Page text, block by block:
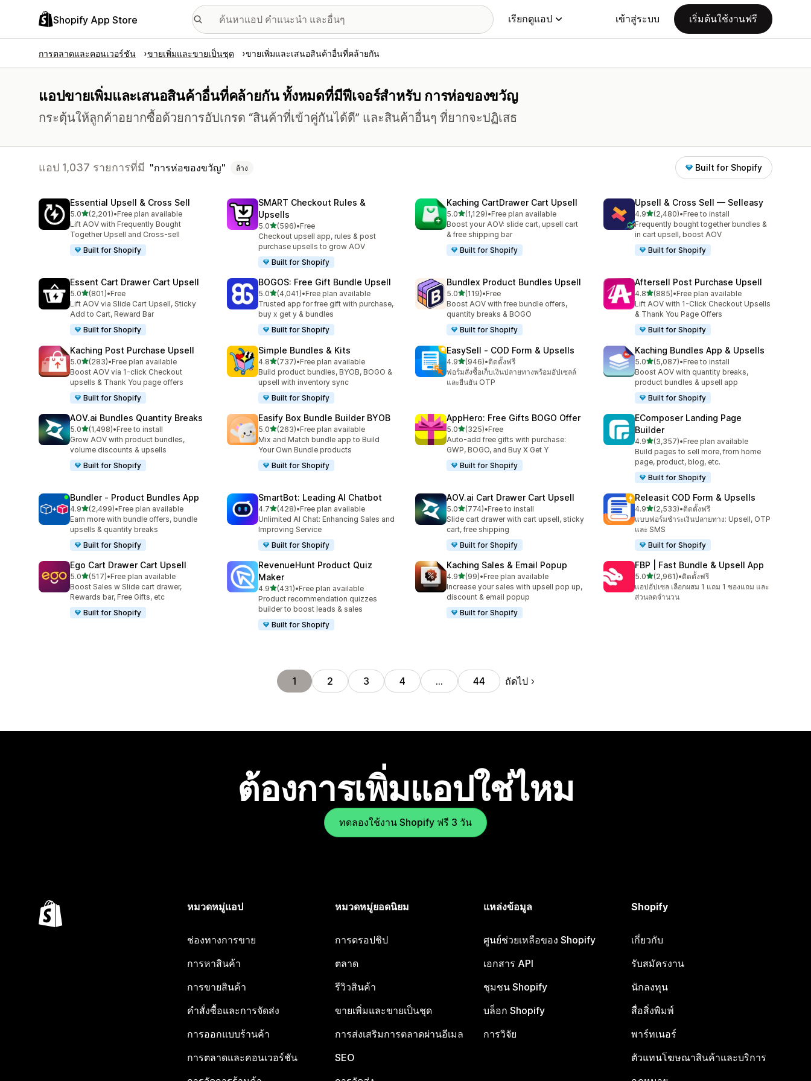
Shopify App Store เรียกดูแอป เข้าสู่ระบบ เริ่มต้นใช้งานฟรี
การตลาดและคอนเวอร์ชัน ขายเพิ่มและขายเป็นชุด ขายเพิ่มและเสนอสินค้าอื่นที่คล้ายกัน
แอปขายเพิ่มและเสนอสินค้าอื่นที่คล้ายกัน ทั้งหมดที่มีฟีเจอร์สำหรับ การห่อของขวัญ
กระตุ้นให้ลูกค้าอยากซื้อด้วยการอัปเกรด “สินค้าที่เข้าคู่กันได้ดี” และสินค้าอื่นๆ ที่ยากจะปฏิเสธ
แอป 1,037 รายการที่มี การห่อของขวัญ ล้าง Built for Shopify
Essential Upsell & Cross Sell
5.0เต็ม 5 ดาว
(2,201)
ทั้งหมด 2201 รีวิว
•Free plan available
Lift AOV with Frequently Bought
Together Upsell and Cross-sell
Built for Shopify
SMART Checkout Rules &
Upsells
5.0เต็ม 5 ดาว
(596)
ทั้งหมด 596 รีวิว
•Free
Checkout upsell app, rules & post
purchase upsells to grow AOV
Built for Shopify
Kaching CartDrawer Cart Upsell
5.0เต็ม 5 ดาว
(1,129)
ทั้งหมด 1129 รีวิว
•Free plan available
Boost your AOV: slide cart, upsell cart
& free shipping bar
Built for Shopify
Upsell & Cross Sell — Selleasy
4.9เต็ม 5 ดาว
(2,480)
ทั้งหมด 2480 รีวิว
•Free to install
Frequently bought together bundles &
in cart upsell, boost AOV
Built for Shopify
Essent Cart Drawer Cart Upsell
5.0เต็ม 5 ดาว
(801)
ทั้งหมด 801 รีวิว
•Free
Lift AOV via Slide Cart Upsell, Sticky
Add to Cart, Reward Bar
Built for Shopify
BOGOS: Free Gift Bundle Upsell
5.0เต็ม 5 ดาว
(4,041)
ทั้งหมด 4041 รีวิว
•Free plan available
Trusted app for free gift with purchase,
buy x get y & bundles
Built for Shopify
Bundlex Product Bundles Upsell
5.0เต็ม 5 ดาว
(119)
ทั้งหมด 119 รีวิว
•Free
Boost AOV with free bundle offers,
quantity breaks & BOGO
Built for Shopify
Aftersell Post Purchase Upsell
4.8เต็ม 5 ดาว
(885)
ทั้งหมด 885 รีวิว
•Free plan available
Lift AOV with 1-Click Checkout Upsells
& Thank You Page Offers
Built for Shopify
Kaching Post Purchase Upsell
5.0เต็ม 5 ดาว
(283)
ทั้งหมด 283 รีวิว
•Free plan available
Boost AOV via 1-click Checkout
upsells & Thank You page offers
Built for Shopify
Simple Bundles & Kits
4.8เต็ม 5 ดาว
(737)
ทั้งหมด 737 รีวิว
•Free plan available
Build product bundles, BYOB, BOGO &
upsell with inventory sync
Built for Shopify
EasySell ‑ COD Form & Upsells
4.9เต็ม 5 ดาว
(946)
ทั้งหมด 946 รีวิว
•ติดตั้งฟรี
ฟอร์มสั่งซื้อเก็บเงินปลายทางพร้อมอัปเซลล์
และยืนยัน OTP
Kaching Bundles App & Upsells
5.0เต็ม 5 ดาว
(5,087)
ทั้งหมด 5087 รีวิว
•Free to install
Boost AOV with quantity breaks,
product bundles & upsell app
Built for Shopify
AOV.ai Bundles Quantity Breaks
5.0เต็ม 5 ดาว
(1,498)
ทั้งหมด 1498 รีวิว
•Free to install
Grow AOV with product bundles,
volume discounts & upsells
Built for Shopify
Easify Box Bundle Builder BYOB
5.0เต็ม 5 ดาว
(263)
ทั้งหมด 263 รีวิว
•Free plan available
Mix and Match bundle app to Build
Your Own Bundle products
Built for Shopify
AppHero: Free Gifts BOGO Offer
5.0เต็ม 5 ดาว
(325)
ทั้งหมด 325 รีวิว
•Free
Auto-add free gifts with purchase:
GWP, BOGO, and Buy X Get Y
Built for Shopify
EComposer Landing Page
Builder
4.9เต็ม 5 ดาว
(3,357)
ทั้งหมด 3357 รีวิว
•Free plan available
Build pages to sell more, from home
page, product, blog, etc.
Built for Shopify
Bundler ‑ Product Bundles App
4.9เต็ม 5 ดาว
(2,499)
ทั้งหมด 2499 รีวิว
•Free plan available
Earn more with bundle offers, bundle
upsells & quantity breaks
Built for Shopify
SmartBot: Leading AI Chatbot
4.7เต็ม 5 ดาว
(428)
ทั้งหมด 428 รีวิว
•Free plan available
Unlimited AI Chat: Enhancing Sales and
Improving Service
Built for Shopify
AOV.ai Cart Drawer Cart Upsell
5.0เต็ม 5 ดาว
(774)
ทั้งหมด 774 รีวิว
•Free to install
Slide cart drawer with cart upsell, sticky
cart, free shipping
Built for Shopify
Releasit COD Form & Upsells
4.9เต็ม 5 ดาว
(2,533)
ทั้งหมด 2533 รีวิว
•ติดตั้งฟรี
แบบฟอร์มชำระเงินปลายทาง: Upsell, OTP
และ SMS
Built for Shopify
Ego Cart Drawer Cart Upsell
5.0เต็ม 5 ดาว
(517)
ทั้งหมด 517 รีวิว
•Free plan available
Boost Sales w Slide cart drawer,
Rewards bar, Free Gifts, etc
Built for Shopify
RevenueHunt Product Quiz
Maker
4.9เต็ม 5 ดาว
(431)
ทั้งหมด 431 รีวิว
•Free plan available
Product recommendation quizzes
builder to boost leads & sales
Built for Shopify
Kaching Sales & Email Popup
4.9เต็ม 5 ดาว
(99)
ทั้งหมด 99 รีวิว
•Free plan available
Increase your sales with upsell pop up,
discount & email popup
Built for Shopify
FBP | Fast Bundle & Upsell App
5.0เต็ม 5 ดาว
(2,961)
ทั้งหมด 2961 รีวิว
•ติดตั้งฟรี
แอปอัปเซล เลือกผสม 1 แถม 1 ของแถม และ
ส่วนลดจำนวน
1 2 3 4 … 44 ถัดไป
ต้องการเพิ่มแอปใช่ไหม
ทดลองใช้งาน Shopify ฟรี 3 วัน
หมวดหมู่แอป
ช่องทางการขาย
การหาสินค้า
การขายสินค้า
คำสั่งซื้อและการจัดส่ง
การออกแบบร้านค้า
การตลาดและคอนเวอร์ชัน
หมวดหมู่ยอดนิยม
การดรอปชิป
ตลาด
รีวิวสินค้า
ขายเพิ่มและขายเป็นชุด
การส่งเสริมการตลาดผ่านอีเมล
SEO
แหล่งข้อมูล
ศูนย์ช่วยเหลือของ Shopify
เอกสาร API
ชุมชน Shopify
บล็อก Shopify
การวิจัย
Shopify
เกี่ยวกับ
รับสมัครงาน
นักลงทุน
สื่อสิ่งพิมพ์
พาร์ทเนอร์
ตัวแทนโฆษณาสินค้าและบริการ